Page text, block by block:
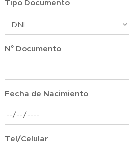
Tipo Documento
N° Documento
Fecha de Nacimiento
Tel/Celular